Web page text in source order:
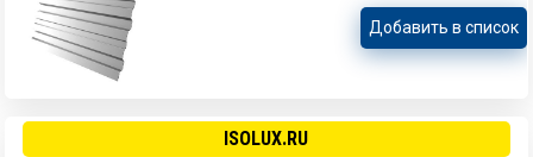
Добавить в список
ISOLUX.RU